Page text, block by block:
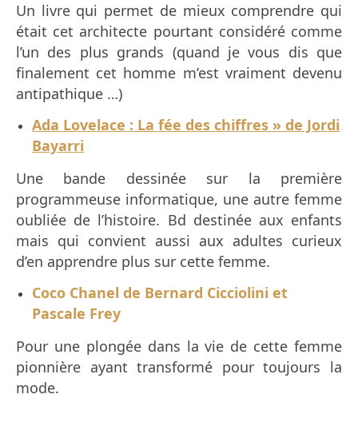
Un livre qui permet de mieux comprendre qui
était cet architecte pourtant considéré comme
l’un des plus grands (quand je vous dis que
finalement cet homme m’est vraiment devenu
antipathique …)
Ada Lovelace : La fée des chiffres » de Jordi
Bayarri
Une bande dessinée sur la première
programmeuse informatique, une autre femme
oubliée de l’histoire. Bd destinée aux enfants
mais qui convient aussi aux adultes curieux
d’en apprendre plus sur cette femme.
Coco Chanel de Bernard Cicciolini et
Pascale Frey
Pour une plongée dans la vie de cette femme
pionnière ayant transformé pour toujours la
mode.